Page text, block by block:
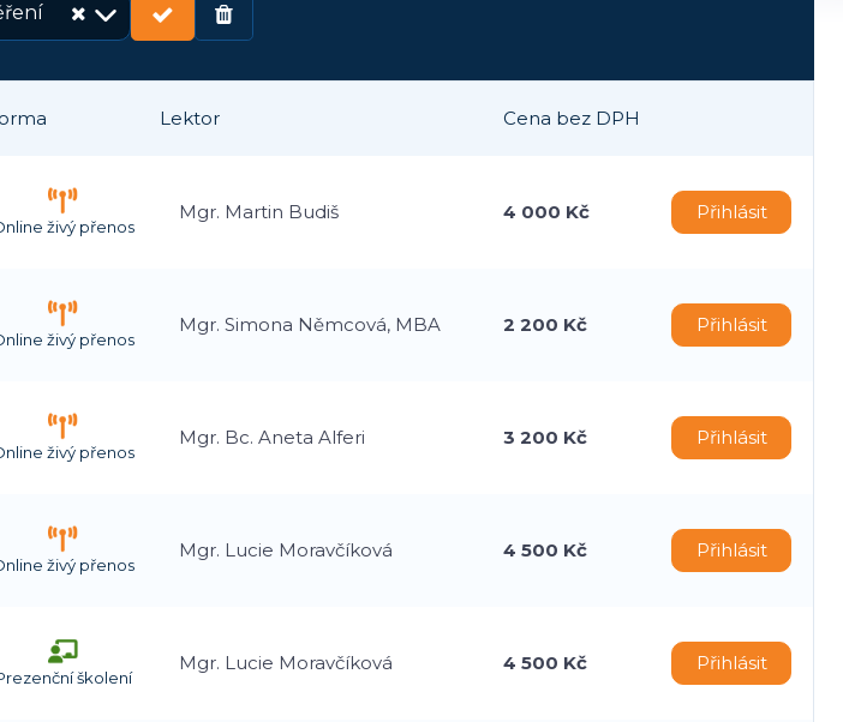
Lektor Cena bez DPH
živý přenos
Mgr. Martin Budiš 4 000 Kč Přihlásit
živý přenos
Mgr. Simona Němcová, MBA 2 200 Kč Přihlásit
živý přenos
Mgr. Bc. Aneta Alferi 3 200 Kč Přihlásit
živý přenos
Mgr. Lucie Moravčíková 4 500 Kč Přihlásit
školení
Mgr. Lucie Moravčíková 4 500 Kč Přihlásit